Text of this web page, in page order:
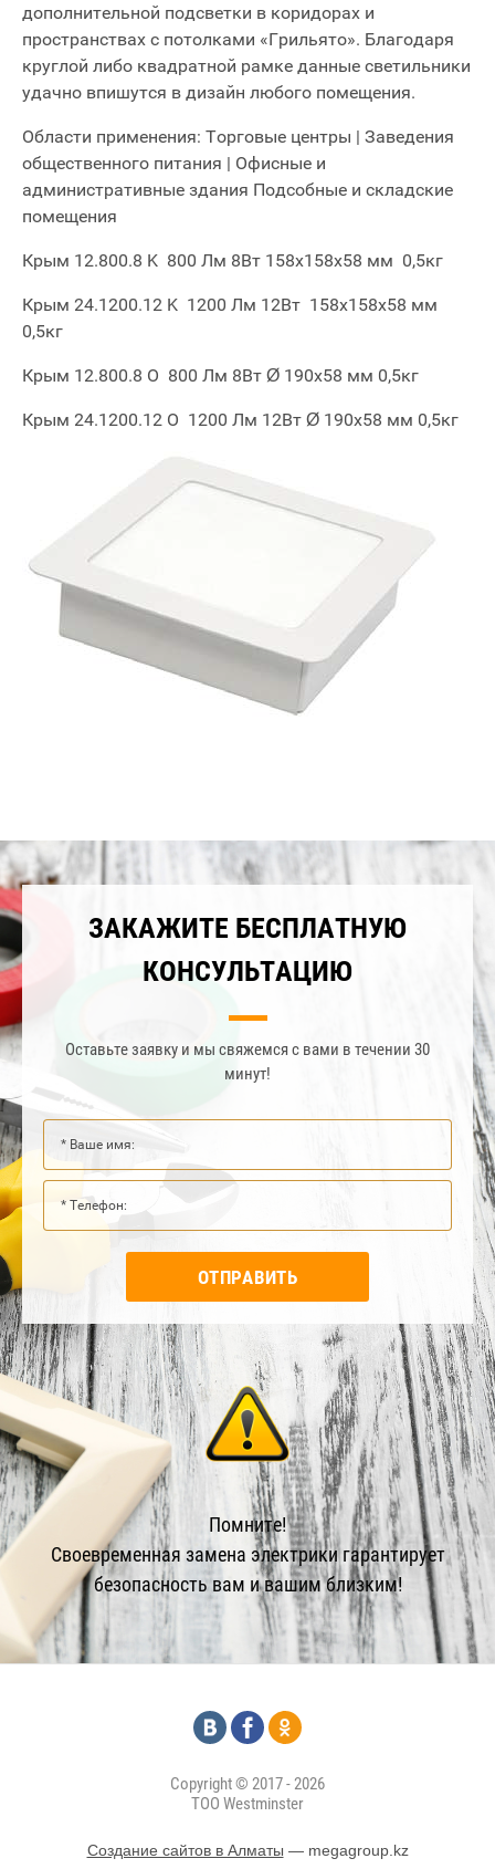
дополнительной подсветки в коридорах и
пространствах с потолками «Грильято». Благодаря
круглой либо квадратной рамке данные светильники
удачно впишутся в дизайн любого помещения.
Области применения: Торговые центры | Заведения
общественного питания | Офисные и
административные здания Подсобные и складские
помещения
Крым 12.800.8 K 800 Лм 8Вт 158х158х58 мм 0,5кг
Крым 24.1200.12 K 1200 Лм 12Вт 158х158х58 мм
0,5кг
Крым 12.800.8 O 800 Лм 8Вт Ø 190х58 мм 0,5кг
Крым 24.1200.12 O 1200 Лм 12Вт Ø 190х58 мм 0,5кг
ЗАКАЖИТЕ БЕСПЛАТНУЮ
КОНСУЛЬТАЦИЮ
Оставьте заявку и мы свяжемся с вами в течении 30
минут!
ОТПРАВИТЬ
Помните!
Своевременная замена электрики гарантирует
безопасность вам и вашим близким!
Copyright © 2017 - 2026
ТОО Westminster
Создание сайтов в Алматы — megagroup.kz